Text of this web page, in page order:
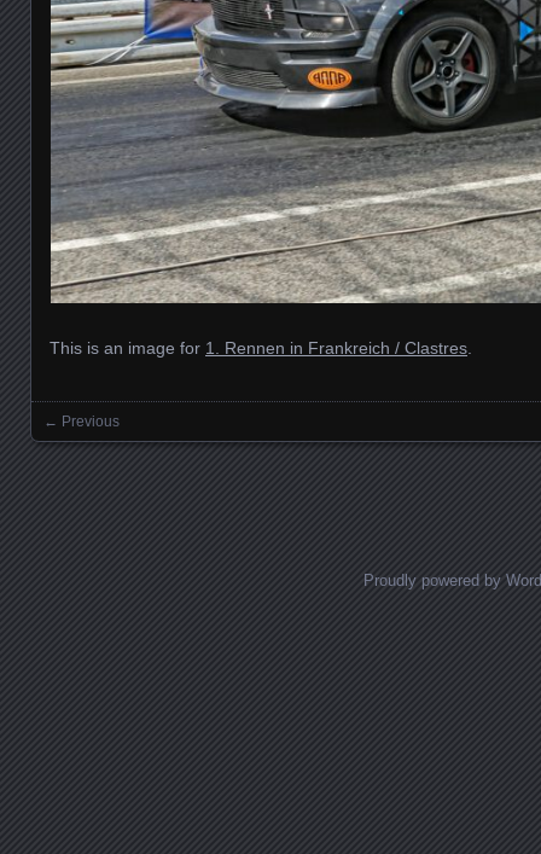
This is an image for 1. Rennen in Frankreich / Clastres
Images navigation
← Previous
Proudly powered by